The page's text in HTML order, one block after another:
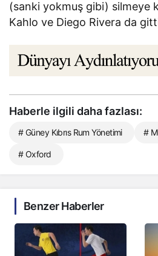
(sanki yokmuş gibi) silmeye
Kahlo ve Diego Rivera da
Haberle ilgili daha fazlası:
# Güney Kıbrıs Rum Yönetimi #
# Oxford
Benzer Haberler